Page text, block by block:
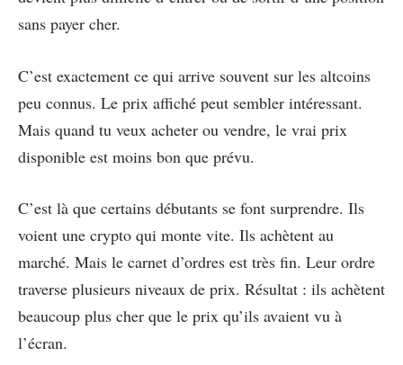
sans payer cher.
C’est exactement ce qui arrive souvent sur les altcoins
peu connus. Le prix affiché peut sembler intéressant.
Mais quand tu veux acheter ou vendre, le vrai prix
disponible est moins bon que prévu.
C’est là que certains débutants se font surprendre. Ils
voient une crypto qui monte vite. Ils achètent au
marché. Mais le carnet d’ordres est très fin. Leur ordre
traverse plusieurs niveaux de prix. Résultat : ils achètent
beaucoup plus cher que le prix qu’ils avaient vu à
l’écran.